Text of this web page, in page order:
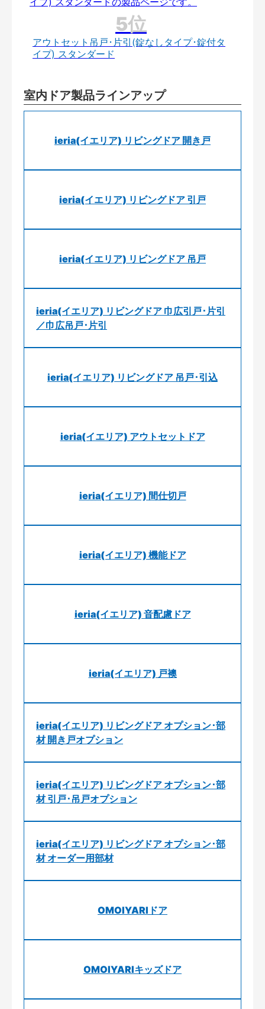
アウトセット吊戸･片引(錠なしタイプ･錠付タ
イプ) スタンダード
室内ドア製品ラインアップ
ieria(イエリア) リビングドア 開き戸
ieria(イエリア) リビングドア 引戸
ieria(イエリア) リビングドア 吊戸
ieria(イエリア) リビングドア 巾広引戸･片引
／巾広吊戸･片引
ieria(イエリア) リビングドア 吊戸･引込
ieria(イエリア) アウトセットドア
ieria(イエリア) 間仕切戸
ieria(イエリア) 機能ドア
ieria(イエリア) 音配慮ドア
ieria(イエリア) 戸襖
ieria(イエリア) リビングドア オプション･部
材 開き戸オプション
ieria(イエリア) リビングドア オプション･部
材 引戸･吊戸オプション
ieria(イエリア) リビングドア オプション･部
材 オーダー用部材
OMOIYARIドア
OMOIYARIキッズドア